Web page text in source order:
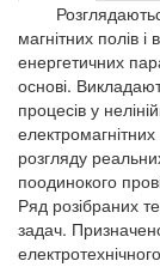
Розглядаються
магнітних полів
енергетичних
основі.
процесів у
розгляду
поодинокого
Ряд розібраних
задач.